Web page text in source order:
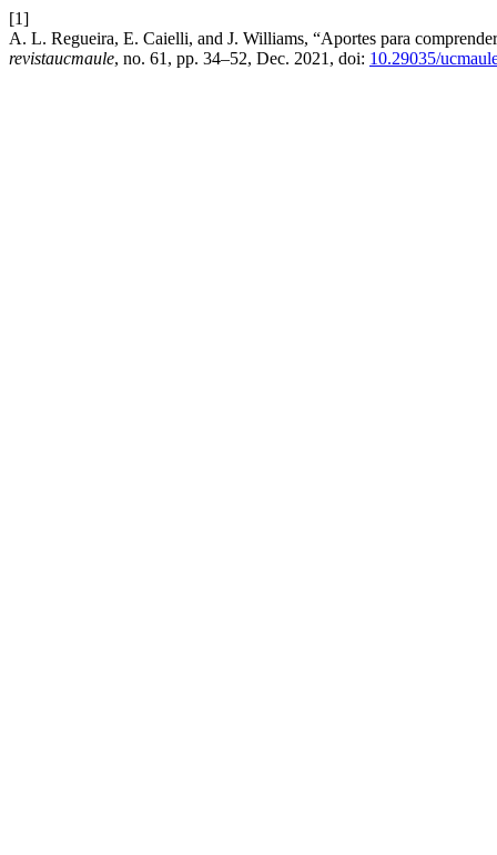
[1]
A. L. Regueira, E. Caielli, and J. Williams, “Aportes para
revistaucmaule, no. 61, pp. 34–52, Dec. 2021, doi: 10.29035/